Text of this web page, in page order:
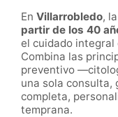
En Villarrobledo, la
partir de los 40
el cuidado integral
Combina las
preventivo
una sola consulta,
completa,
temprana.